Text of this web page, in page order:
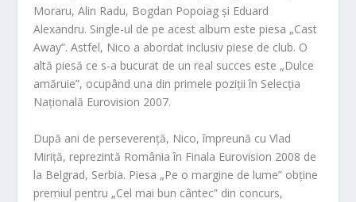
Moraru, Alin Radu, Bogdan Popoiag și Eduard
Alexandru. Single-ul de pe acest album este piesa „Cast
Away”. Astfel, Nico a abordat inclusiv piese de club. O
altă piesă ce s-a bucurat de un real succes este „Dulce
amăruie”, ocupând una din primele poziții în Selecția
Națională Eurovision 2007.
După ani de perseverență, Nico, împreună cu Vlad
Miriță, reprezintă România în Finala Eurovision 2008 de
la Belgrad, Serbia. Piesa „Pe o margine de lume” obține
premiul pentru „Cel mai bun cântec” din concurs,